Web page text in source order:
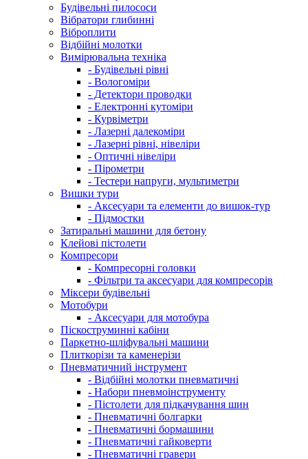
Будівельні пилососи
Вібратори глибинні
Віброплити
Відбійні молотки
Вимірювальна техніка
- Будівельні рівні
- Вологоміри
- Детектори проводки
- Електронні кутоміри
- Курвіметри
- Лазерні далекоміри
- Лазерні рівні, нівеліри
- Оптичні нівеліри
- Пірометри
- Тестери напруги, мультиметри
Вишки тури
- Аксесуари та елементи до вишок-тур
- Підмостки
Затиральні машини для бетону
Клейові пістолети
Компресори
- Компресорні головки
- Фільтри та аксесуари для компресорів
Міксери будівельні
Мотобури
- Аксесуари для мотобура
Піскоструминні кабіни
Паркетно-шліфувальні машини
Плиткорізи та каменерізи
Пневматичний інструмент
- Відбійні молотки пневматичні
- Набори пневмоінструменту
- Пістолети для підкачування шин
- Пневматичні болгарки
- Пневматичні бормашини
- Пневматичні гайковерти
- Пневматичні гравери